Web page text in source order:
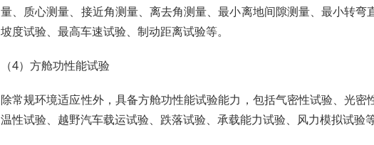
量、质心测量、接近角测量、离去角测量、最小离地间隙测量、最小转
坡度试验、最高车速试验、制动距离试验等。
（4）方舱功性能试验
除常规环境适应性外，具备方舱功性能试验能力，包括气密性试验、光
温性试验、越野汽车载运试验、跌落试验、承载能力试验、风力模拟试验